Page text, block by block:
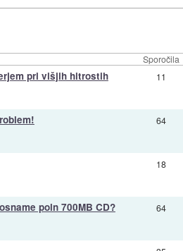
Sporočila
pri višjih hitrostih 11
64
18
poln 700MB CD? 64